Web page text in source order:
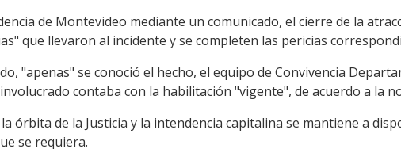
de Montevideo mediante un comunicado, el cierre de la
que llevaron al incidente y se completen las pericias
"apenas" se conoció el hecho, el equipo de Convivencia
contaba con la habilitación "vigente", de acuerdo a la
órbita de la Justicia y la intendencia capitalina se mantiene a
se requiera.